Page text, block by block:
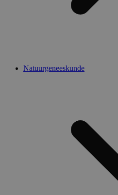
Natuurgeneeskunde